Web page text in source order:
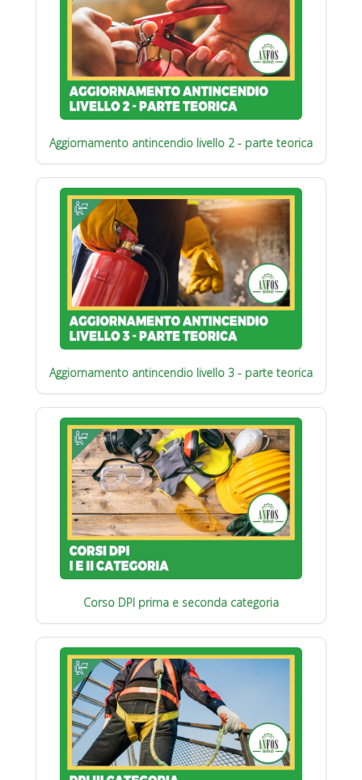
Aggiornamento antincendio livello 2 - parte teorica
Aggiornamento antincendio livello 3 - parte teorica
Corso DPI prima e seconda categoria